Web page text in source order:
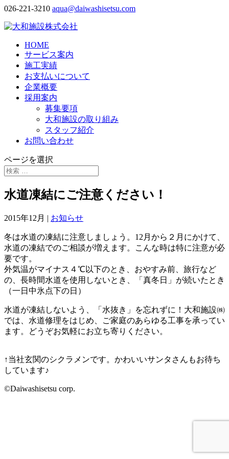
026-221-3210 aqua@daiwashisetsu.com
HOME
サービス案内
施工実績
お支払いについて
企業概要
採用案内
募集要項
大和施設の取り組み
スタッフ紹介
お問い合わせ
ページを選択
水道凍結にご注意ください！
2015年12月 | お知らせ
冬は水道の凍結に注意しましょう。12月から２月にかけて、
水道の凍結でのご相談が増えます。こんな時は特に注意が必
要です。
外気温がマイナス４℃以下のとき、おやすみ前、旅行など
の、長時間水道を使用しないとき、「真冬日」が続いたとき
（一日中氷点下の日）
水道が凍結しないよう、「水抜き」を忘れずに！大和施設㈱
では、水道修理をはじめ、ご家庭のあらゆる工事を承ってい
ます。どうぞお気軽にお立ち寄りください。
↑当社玄関のシクラメンです。かわいいサンタさんもお待ち
しています♪
©Daiwashisetsu corp.